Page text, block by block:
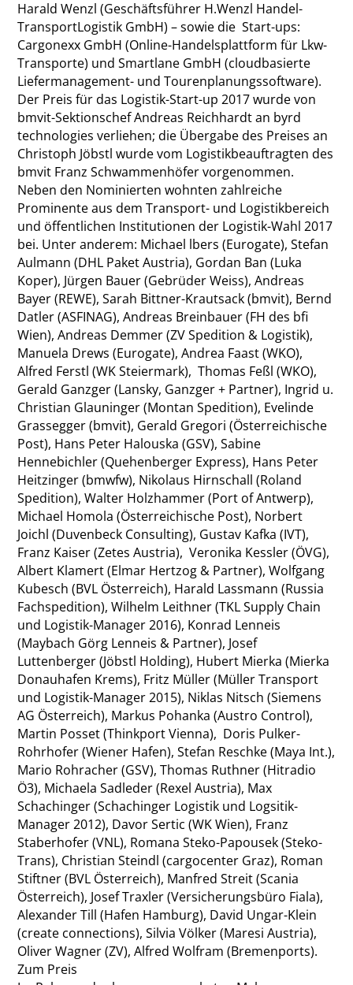
Harald Wenzl (Geschäftsführer H.Wenzl Handel-
TransportLogistik GmbH) – sowie die Start-ups:
Cargonexx GmbH (Online-Handelsplattform für Lkw-
Transporte) und Smartlane GmbH (cloudbasierte
Liefermanagement- und Tourenplanungssoftware).
Der Preis für das Logistik-Start-up 2017 wurde von
bmvit-Sektionschef Andreas Reichhardt an byrd
technologies verliehen; die Übergabe des Preises an
Christoph Jöbstl wurde vom Logistikbeauftragten des
bmvit Franz Schwammenhöfer vorgenommen.
Neben den Nominierten wohnten zahlreiche
Prominente aus dem Transport- und Logistikbereich
und öffentlichen Institutionen der Logistik-Wahl 2017
bei. Unter anderem: Michael lbers (Eurogate), Stefan
Aulmann (DHL Paket Austria), Gordan Ban (Luka
Koper), Jürgen Bauer (Gebrüder Weiss), Andreas
Bayer (REWE), Sarah Bittner-Krautsack (bmvit), Bernd
Datler (ASFINAG), Andreas Breinbauer (FH des bfi
Wien), Andreas Demmer (ZV Spedition & Logistik),
Manuela Drews (Eurogate), Andrea Faast (WKO),
Alfred Ferstl (WK Steiermark), Thomas Feßl (WKO),
Gerald Ganzger (Lansky, Ganzger + Partner), Ingrid u.
Christian Glauninger (Montan Spedition), Evelinde
Grassegger (bmvit), Gerald Gregori (Österreichische
Post), Hans Peter Halouska (GSV), Sabine
Hennebichler (Quehenberger Express), Hans Peter
Heitzinger (bmwfw), Nikolaus Hirnschall (Roland
Spedition), Walter Holzhammer (Port of Antwerp),
Michael Homola (Österreichische Post), Norbert
Joichl (Duvenbeck Consulting), Gustav Kafka (IVT),
Franz Kaiser (Zetes Austria), Veronika Kessler (ÖVG),
Albert Klamert (Elmar Hertzog & Partner), Wolfgang
Kubesch (BVL Österreich), Harald Lassmann (Russia
Fachspedition), Wilhelm Leithner (TKL Supply Chain
und Logistik-Manager 2016), Konrad Lenneis
(Maybach Görg Lenneis & Partner), Josef
Luttenberger (Jöbstl Holding), Hubert Mierka (Mierka
Donauhafen Krems), Fritz Müller (Müller Transport
und Logistik-Manager 2015), Niklas Nitsch (Siemens
AG Österreich), Markus Pohanka (Austro Control),
Martin Posset (Thinkport Vienna), Doris Pulker-
Rohrhofer (Wiener Hafen), Stefan Reschke (Maya Int.),
Mario Rohracher (GSV), Thomas Ruthner (Hitradio
Ö3), Michaela Sadleder (Rexel Austria), Max
Schachinger (Schachinger Logistik und Logsitik-
Manager 2012), Davor Sertic (WK Wien), Franz
Staberhofer (VNL), Romana Steko-Papousek (Steko-
Trans), Christian Steindl (cargocenter Graz), Roman
Stiftner (BVL Österreich), Manfred Streit (Scania
Österreich), Josef Traxler (Versicherungsbüro Fiala),
Alexander Till (Hafen Hamburg), David Ungar-Klein
(create connections), Silvia Völker (Maresi Austria),
Oliver Wagner (ZV), Alfred Wolfram (Bremenports).
Zum Preis